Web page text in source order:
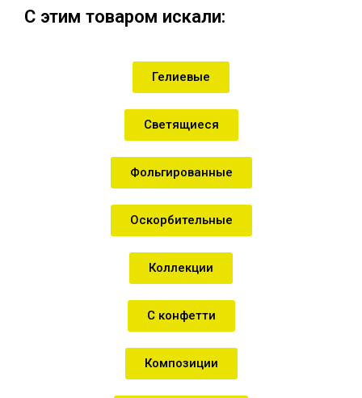
С этим товаром искали:
Гелиевые
Светящиеся
Фольгированные
Оскорбительные
Коллекции
С конфетти
Композиции